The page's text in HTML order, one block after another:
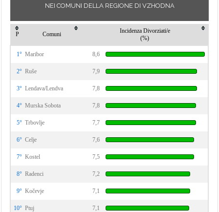
NEI COMUNI DELLA REGIONE DI VZHODNA
P Comuni
Incidenza Divorziati/e
(%)
1° Maribor 8,6
2° Ruše 7,9
3° Lendava/Lendva 7,8
4° Murska Sobota 7,8
5° Trbovlje 7,7
6° Celje 7,6
7° Kostel 7,5
8° Radenci 7,2
9° Kočevje 7,1
10° Ptuj 7,1